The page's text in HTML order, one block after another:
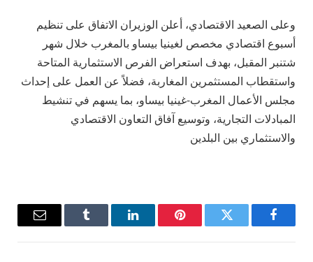
وعلى الصعيد الاقتصادي، أعلن الوزيران الاتفاق على تنظيم
أسبوع اقتصادي مخصص لغينيا بيساو بالمغرب خلال شهر
شتنبر المقبل، بهدف استعراض الفرص الاستثمارية المتاحة
واستقطاب المستثمرين المغاربة، فضلاً عن العمل على إحداث
مجلس الأعمال المغرب-غينيا بيساو، بما يسهم في تنشيط
المبادلات التجارية، وتوسيع آفاق التعاون الاقتصادي
والاستثماري بين البلدين
فيسبوك تويتر بينتيريستلينكدإن Tumblr
البريد